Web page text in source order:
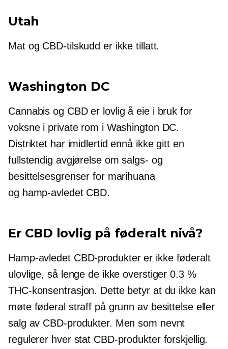
Utah
Mat og CBD-tilskudd er ikke tillatt.
Washington DC
Cannabis og CBD er lovlig å eie i bruk for
voksne i private rom i Washington DC.
Distriktet har imidlertid ennå ikke gitt en
fullstendig avgjørelse om salgs- og
besittelsesgrenser for marihuana
og hamp-avledetCBD.
Er CBD lovlig på føderalt nivå?
Hamp-avledetCBD-produkter er ikke føderalt
ulovlige, så lenge de ikke overstiger 0.3 %
THC-konsentrasjon. Dette betyr at du ikke kan
møte føderal straff på grunn av besittelse eller
salg av CBD-produkter. Men som nevnt
regulerer hver stat CBD-produkter forskjellig.